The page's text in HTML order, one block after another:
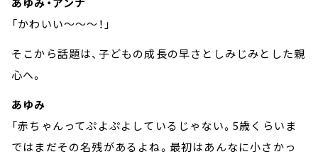
「かわいい～～～！」
そこから話題は、子どもの成長の早さとしみじみとした親
心へ。
あゆみ
「赤ちゃんってぷよぷよしているじゃない。5歳くらいま
ではまだその名残があるよね。最初はあんなに小さかっ